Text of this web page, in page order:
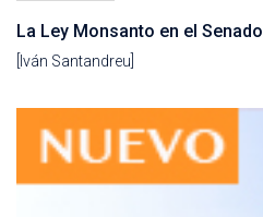
La Ley Monsanto en el Senado
[Iván Santandreu]